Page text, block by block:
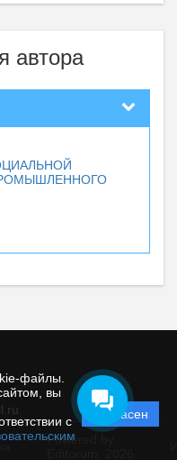
файлы.
вы
с
Согласен
автора
Powered by